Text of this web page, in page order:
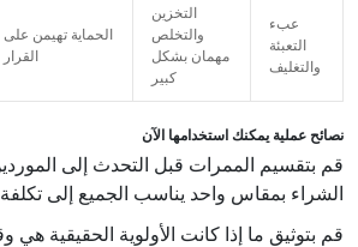
عبء
التعبئة
والتغليف
التخزين
والتخلص
مهمان بشكل
كبير
الحماية تهيمن على
القرار
نصائح عملية يمكنك استخدامها الآن
قم بتقسيم الممرات قبل التحدث إلى
الشراء بمقاس واحد يناسب الجميع إلى
قم بتوثيق ما إذا كانت الأولوية الحقيقية